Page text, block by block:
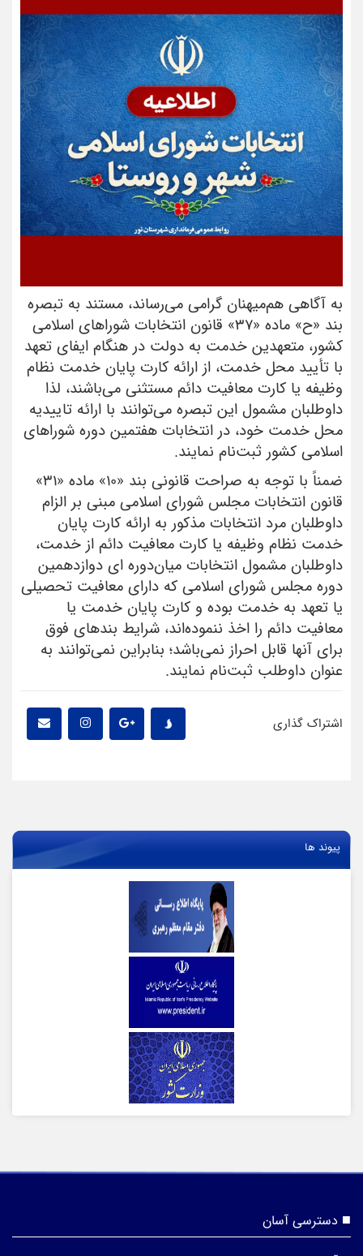
به آگاهی هم‌­میهنان گرامی می­‌رساند، مستند به تبصره
بند «ح» ماده «۳۷» قانون انتخابات شوراهای اسلامی
کشور، متعهدین خدمت به دولت در هنگام ایفای تعهد
با تأیید محل خدمت، از ارائه کارت پایان خدمت نظام
وظیفه یا کارت معافیت دائم مستثنی می‌باشند، لذا
داوطلبان مشمول این تبصره می‌توانند با ارائه تاییدیه
محل خدمت خود، در انتخابات هفتمین دوره شوراهای
اسلامی کشور ثبت‌نام نمایند.
ضمناً با توجه به صراحت قانونی بند «۱۰» ماده «۳۱»
قانون انتخابات مجلس شورای اسلامی مبنی بر الزام
داوطلبان مرد انتخابات مذکور به ارائه کارت پایان
خدمت نظام وظیفه یا کارت معافیت دائم از خدمت،
داوطلبان مشمول انتخابات میان‌دوره ای دوازدهمین
دوره مجلس شورای اسلامی که دارای معافیت تحصیلی
یا تعهد به خدمت بوده و کارت پایان خدمت یا
معافیت دائم را اخذ ننموده‌اند، شرایط بندهای فوق
برای آنها قابل احراز نمی‌باشد؛ بنابراین نمی‌توانند به
عنوان داوطلب ثبت‌نام نمایند.
اشتراک گذاری
پیوند ها
دسترسی آسان